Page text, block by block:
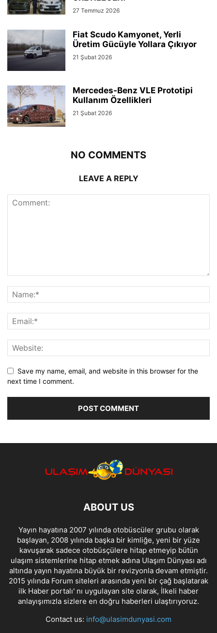
27 Temmuz 2026
Fiat Scudo Kamyonet, Yerli
Üretim Gücüyle Yollara Çıkıyor
21 Şubat 2026
Mercedes-Benz VLE Prototipi
Kullanım Özellikleri
21 Şubat 2026
NO COMMENTS
LEAVE A REPLY
Save my name, email, and website in this browser for the
next time I comment.
ABOUT US
Yayın hayatına 2007 yılında otobüscüler grubu olarak
başlayan, 2008 yılında başka bir kimliğe, yeni bir yüze
kavuşarak sadece otobüsçülere hitap etmeyip bütün
ulaşım sistemlerine hitap etmek adına Ulaşım Dünyası adı
altında yayın hayatına büyük bir revizyonla devam etmiştir.
2015 yılında Forum siteleri arasında yeni bir çağ başlatarak
ilk Haber portalı' nı uygulayan site olarak, İlkeli haber
anlayışımızla sizlere en doğru haberleri ulaştırıyoruz.
Contact us: info@ulasimdunyasi.com